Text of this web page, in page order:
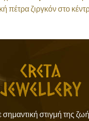
πέτρα ζιργκόν στο
στιγμή της